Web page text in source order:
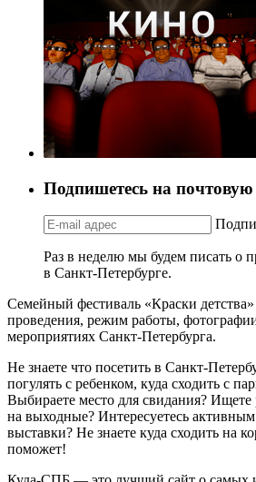
Подпишетесь на
Раз в неделю мы будем писать о
в Санкт-Петербурге.
Семейный фестиваль «Краски
проведения, режим работы,
мероприятиях Санкт-Петербурга.
Не знаете что посетить в Санкт-
погулять с ребенком, куда сходить с
Выбираете место для свидания? Ищете
на выходные? Интересуетесь
выставки? Не знаете куда сходить на
поможет!